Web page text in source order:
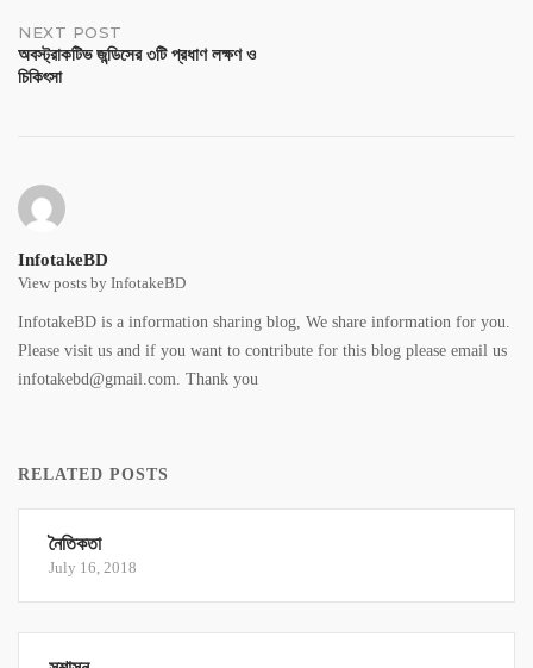
NEXT POST
অবস্ট্রাকটিভ জন্ডিসের ৩টি প্রধাণ লক্ষণ ও
চিকিৎসা
InfotakeBD
View posts by InfotakeBD
InfotakeBD is a information sharing blog, We share information for you.
Please visit us and if you want to contribute for this blog please email us
infotakebd@gmail.com. Thank you
RELATED POSTS
নৈতিকতা
July 16, 2018